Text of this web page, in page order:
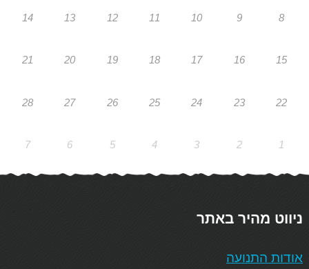
8
9
10
11
12
13
14
15
16
17
18
19
20
21
22
23
24
25
26
27
28
1
2
3
4
5
6
7
ניווט מהיר באתר
אודות התנועה